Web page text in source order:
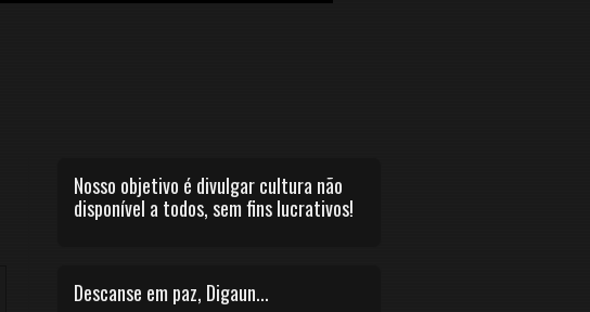
Nosso objetivo é divulgar cultura não
disponível a todos, sem fins lucrativos!
Descanse em paz, Digaun...